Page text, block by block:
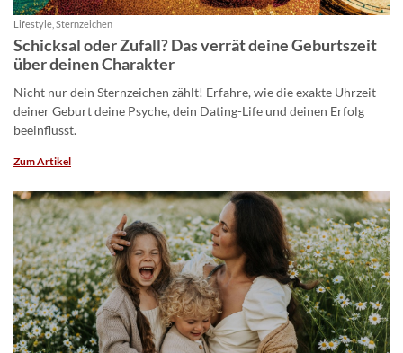
Lifestyle, Sternzeichen
Schicksal oder Zufall? Das verrät deine Geburtszeit
über deinen Charakter
Nicht nur dein Sternzeichen zählt! Erfahre, wie die exakte Uhrzeit
deiner Geburt deine Psyche, dein Dating-Life und deinen Erfolg
beeinflusst.
Zum Artikel